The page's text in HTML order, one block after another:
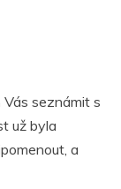
seznámit s
už byla
a